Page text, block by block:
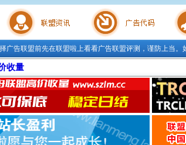
院 广告代码 站长
广告联盟前先在联盟啦上看看广告联盟评测，谨防上当
收量